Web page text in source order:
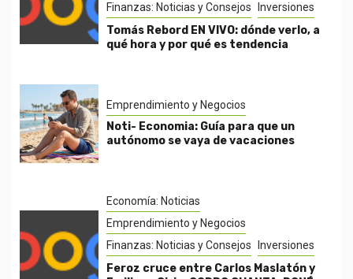
Finanzas: Noticias y Consejos
Inversiones
Tomás Rebord EN VIVO: dónde verlo, a
qué hora y por qué es tendencia
Emprendimiento y Negocios
Noti- Economia: Guía para que un
autónomo se vaya de vacaciones
Economía: Noticias
Emprendimiento y Negocios
Finanzas: Noticias y Consejos
Inversiones
Feroz cruce entre Carlos Maslatón y